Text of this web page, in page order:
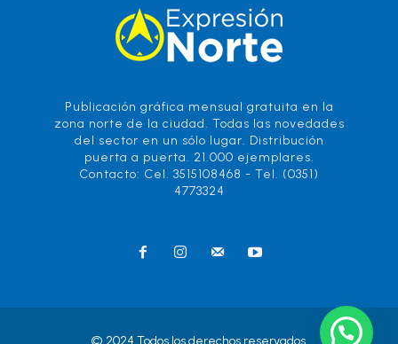
Publicación gráfica mensual gratuita en la
zona norte de la ciudad. Todas las novedades
del sector en un sólo lugar. Distribución
puerta a puerta. 21.000 ejemplares.
Contacto: Cel. 3515108468 - Tel. (0351)
4773324